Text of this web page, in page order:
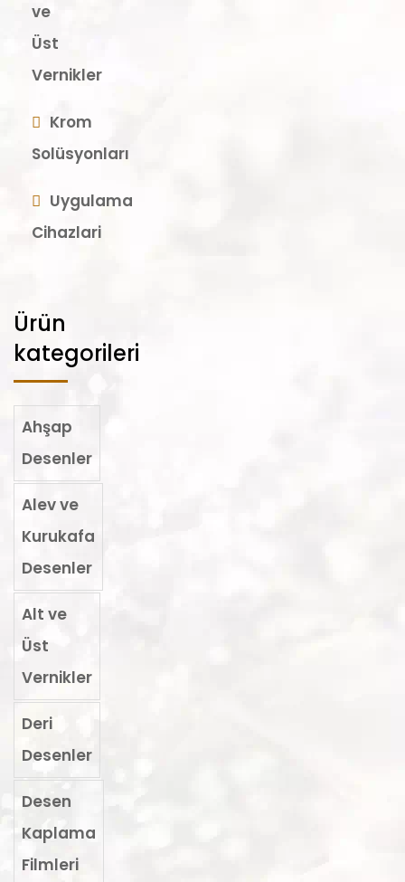
ve
Üst
Vernikler
Krom
Solüsyonları
Uygulama
Cihazlari
Ürün
kategorileri
Ahşap
Desenler
Alev ve
Kurukafa
Desenler
Alt ve
Üst
Vernikler
Deri
Desenler
Desen
Kaplama
Filmleri